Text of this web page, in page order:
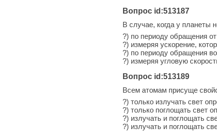
Вопрос id:513187
В случае, когда у планеты
?) по периоду обращения
?) измеряя ускорение,
?) по периоду обращения
?) измеряя угловую
Вопрос id:513189
Всем атомам присуще
?) только излучать свет
?) только поглощать свет
?) излучать и поглощать
?) излучать и поглощать